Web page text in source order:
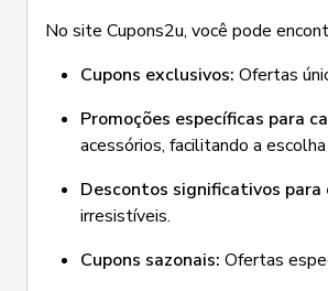
No site Cupons2u, você pode
Cupons exclusivos: Ofertas
Promoções específicas para
acessórios, facilitando a
Descontos significativos
irresistíveis.
Cupons sazonais: Ofertas